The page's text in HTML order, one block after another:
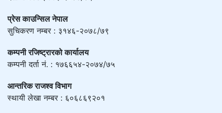
प्रेस काउन्सिल नेपाल
सुचिकरण नम्बर : ३१४६-२०७८/७९
कम्पनी रजिष्ट्रारको कार्यालय
कम्पनी दर्ता नं. : १७६६५४-२०७४/७५
आन्तरिक राजश्व विभाग
स्थायी लेखा नम्बर : ६०६८६९२०१